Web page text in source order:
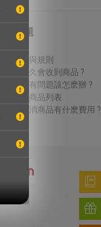
見問題
議價方式與規則
結標後多久會收到商品 ?
收到商品有問題該怎麽辦 ?
無法進口商品列表
得標後取消商品有什麽費用 ?